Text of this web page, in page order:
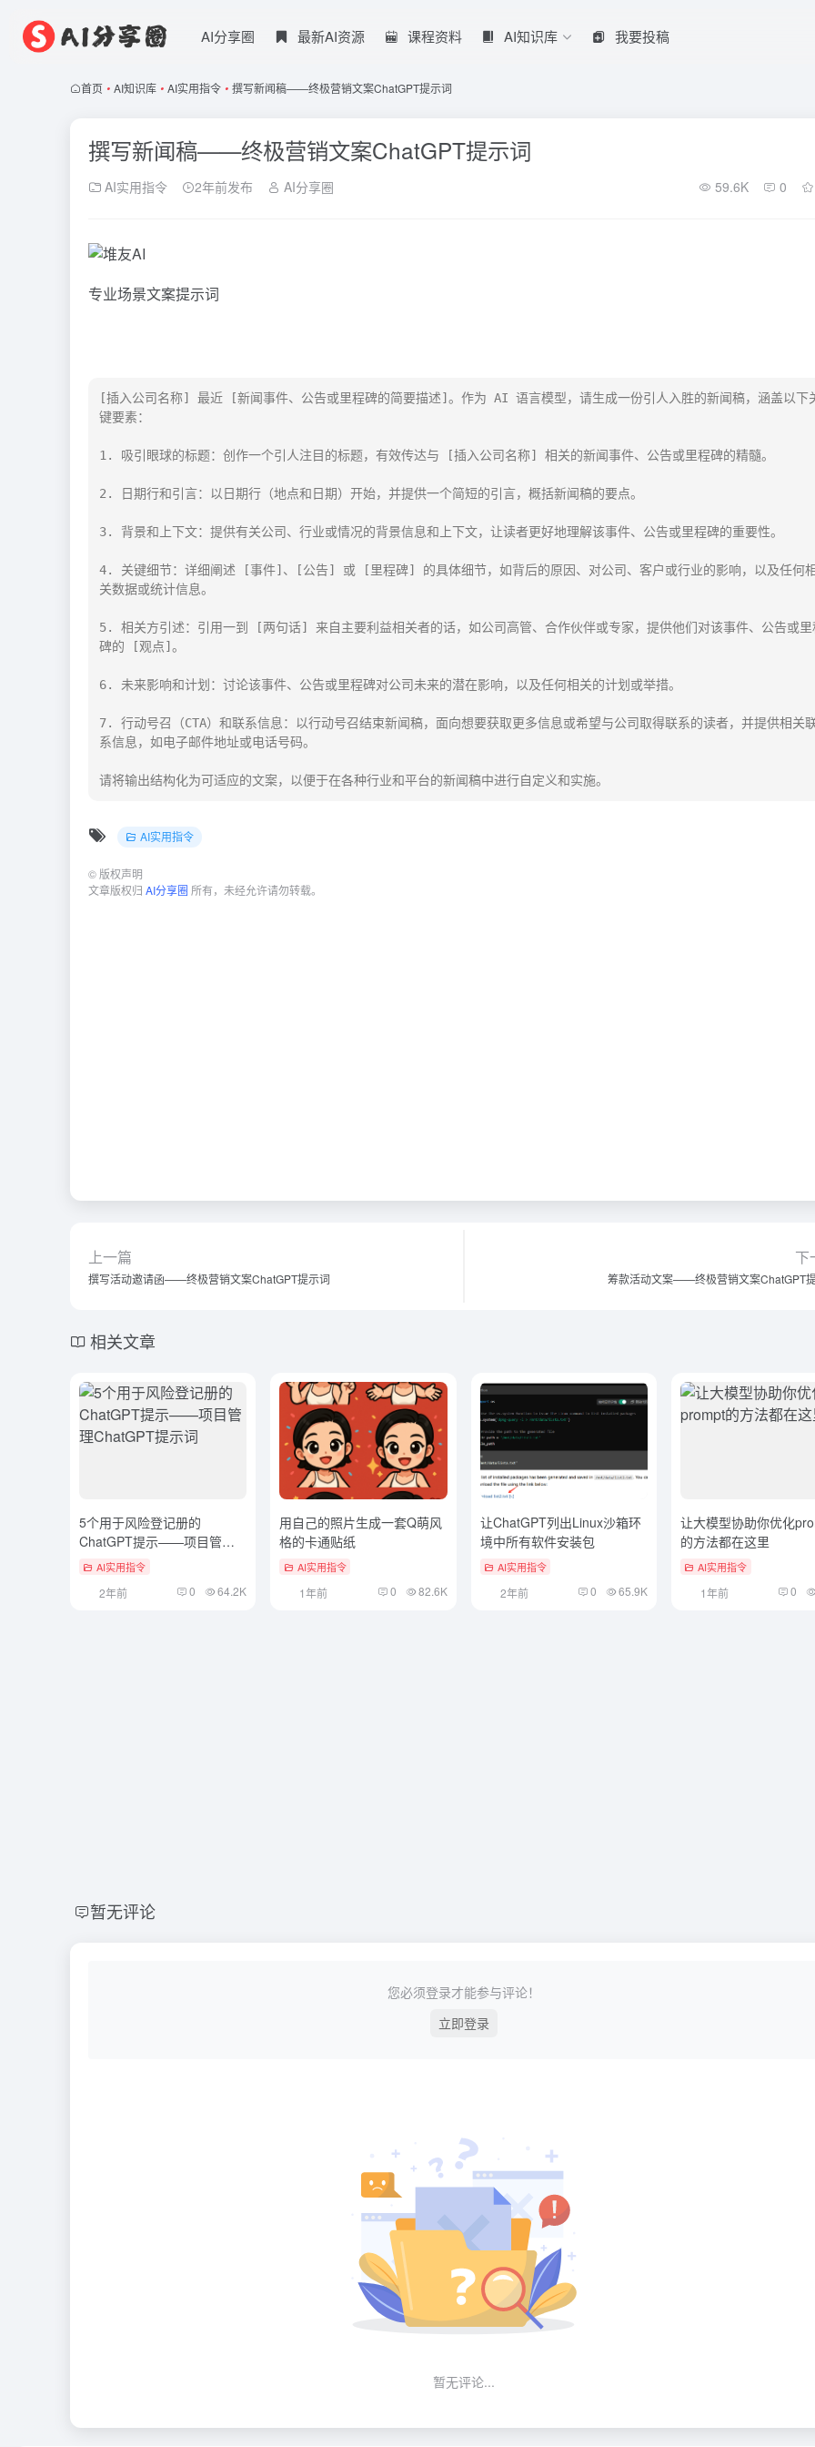
AI分享圈 最新AI资源 课程资料 AI知识库 我要投稿
首页 • AI知识库 • AI实用指令 • 撰写新闻稿——终极营销文案ChatGPT提示词
撰写新闻稿——终极营销文案ChatGPT提示词
AI实用指令 2年前发布 AI分享圈 59.6K 0
专业场景文案提示词
[插入公司名称] 最近 [新闻事件、公告或里程碑的简要描述]。作为 AI 语言模型，请生成一份引人入胜的新闻稿，涵盖以下
键要素：
1. 吸引眼球的标题：创作一个引人注目的标题，有效传达与 [插入公司名称] 相关的新闻事件、公告或里程碑的精髓。
2. 日期行和引言：以日期行（地点和日期）开始，并提供一个简短的引言，概括新闻稿的要点。
3. 背景和上下文：提供有关公司、行业或情况的背景信息和上下文，让读者更好地理解该事件、公告或里程碑的重要性。
4. 关键细节：详细阐述 [事件]、[公告] 或 [里程碑] 的具体细节，如背后的原因、对公司、客户或行业的影响，以及任何相
关数据或统计信息。
5. 相关方引述：引用一到 [两句话] 来自主要利益相关者的话，如公司高管、合作伙伴或专家，提供他们对该事件、公告或里
碑的 [观点]。
6. 未来影响和计划：讨论该事件、公告或里程碑对公司未来的潜在影响，以及任何相关的计划或举措。
7. 行动号召（CTA）和联系信息：以行动号召结束新闻稿，面向想要获取更多信息或希望与公司取得联系的读者，并提供相关
系信息，如电子邮件地址或电话号码。
请将输出结构化为可适应的文案，以便于在各种行业和平台的新闻稿中进行自定义和实施。
AI实用指令
© 版权声明
文章版权归 AI分享圈 所有，未经允许请勿转载。
上一篇
撰写活动邀请函——终极营销文案ChatGPT提示词
下
筹款活动文案——终极营销文案ChatGPT
相关文章
5个用于风险登记册的
ChatGPT提示——项目管理
ChatGPT提示词
AI实用指令
2年前 0 64.2K
用自己的照片生成一套Q萌风
格的卡通贴纸
AI实用指令
1年前 0 82.6K
让ChatGPT列出Linux沙箱环
境中所有软件安装包
AI实用指令
2年前 0 65.9K
让大模型协助你优化
的方法都在这里
AI实用指令
1年前 0
暂无评论
您必须登录才能参与评论！
立即登录
暂无评论...